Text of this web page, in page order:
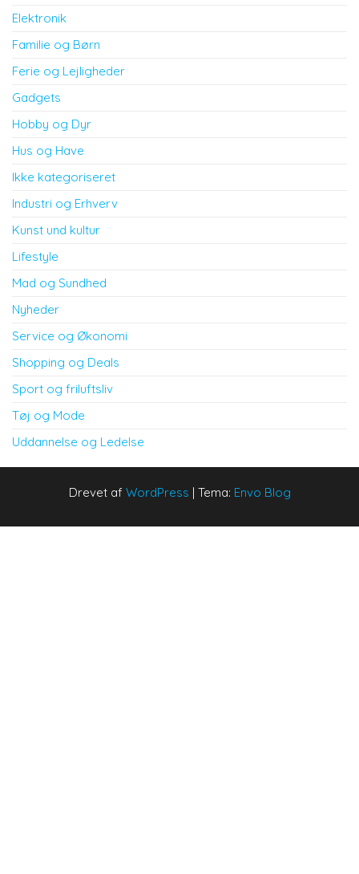
Elektronik
Familie og Børn
Ferie og Lejligheder
Gadgets
Hobby og Dyr
Hus og Have
Ikke kategoriseret
Industri og Erhverv
Kunst und kultur
Lifestyle
Mad og Sundhed
Nyheder
Service og Økonomi
Shopping og Deals
Sport og friluftsliv
Tøj og Mode
Uddannelse og Ledelse
Drevet af WordPress | Tema: Envo Blog